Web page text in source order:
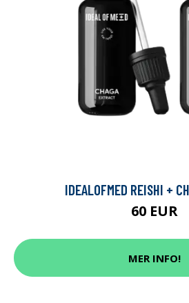
IDEALOFMED REISHI +
60 EUR
MER INFO!